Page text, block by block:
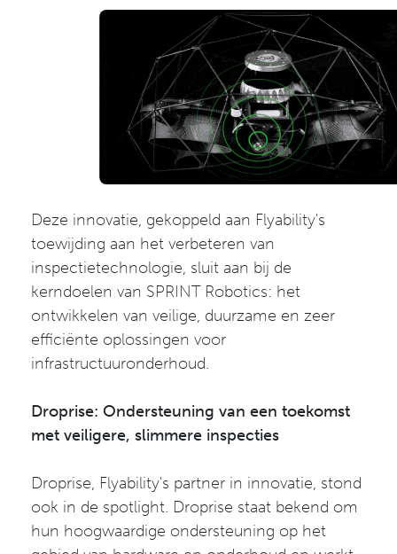
Deze innovatie, gekoppeld aan Flyability's
toewijding aan het verbeteren van
inspectietechnologie, sluit aan bij de
kerndoelen van SPRINT Robotics: het
ontwikkelen van veilige, duurzame en zeer
efficiënte oplossingen voor
infrastructuuronderhoud.
Droprise: Ondersteuning van een toekomst
met veiligere, slimmere inspecties
Droprise, Flyability's partner in innovatie, stond
ook in de spotlight. Droprise staat bekend om
hun hoogwaardige ondersteuning op het